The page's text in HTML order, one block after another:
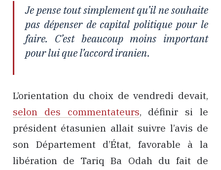
Je pense tout simplement qu’il ne souhaite
pas dépenser de capital politique pour le
faire. C’est beaucoup moins important
pour lui que l’accord iranien.
L’orientation du choix de vendredi devait,
selon des commentateurs, définir si le
président étasunien allait suivre l’avis de
son Département d’État, favorable à la
libération de Tariq Ba Odah du fait de